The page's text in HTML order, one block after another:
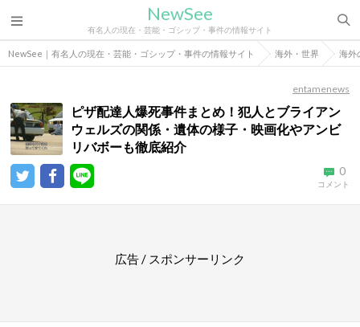
NewSee
有名人の現在・芸能・ゴシップ・事件の情報サイト
NewSee｜有名人の現在・芸能・ゴシップ・事件の情報サイト 海外・世界 海外
entamenews
ピザ配達人爆死事件まとめ！犯人とブライアン
ウェルズの関係・遺体の様子・映画化やアンビ
リバボーも徹底紹介
0
コメント
広告 / スポンサーリンク